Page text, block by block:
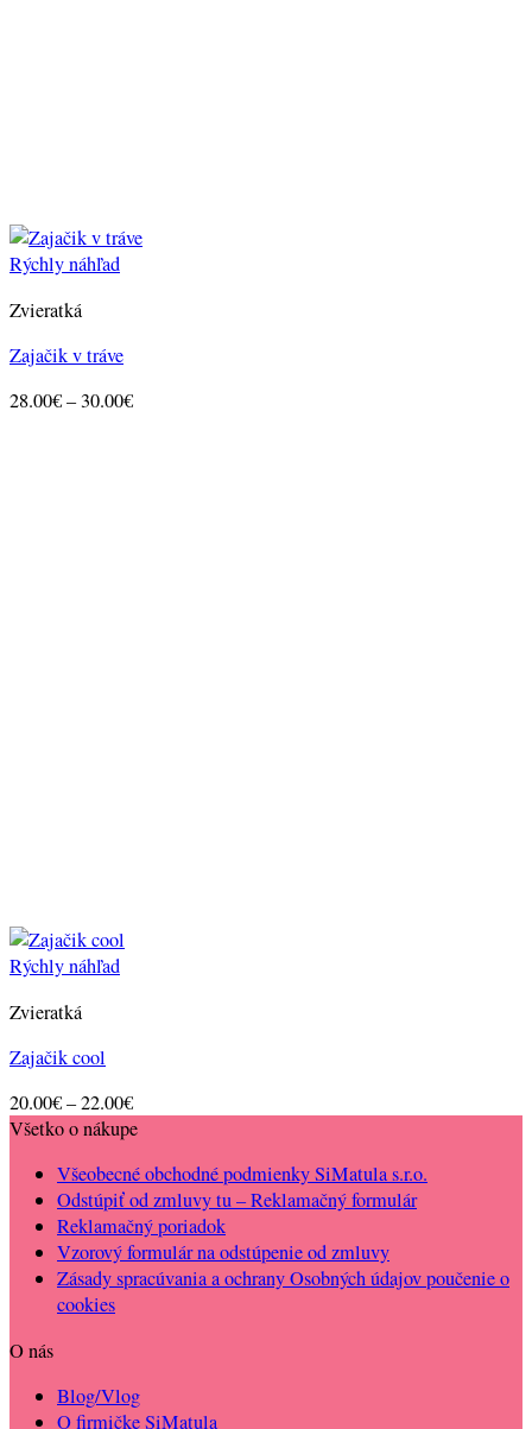
Rýchly náhľad
Zvieratká
Zajačik v tráve
28.00€–30.00€Price
Rýchly náhľad
Zvieratká
Zajačik cool
20.00€–22.00€Price
range:
through
22.00€
Všetko o nákupe
Všeobecné obchodné podmienky SiMatula s.r.o.
Odstúpiť od zmluvy tu – Reklamačný formulár
Reklamačný poriadok
Vzorový formulár na odstúpenie od zmluvy
Zásady spracúvania a ochrany Osobných údajov poučenie o
cookies
O nás
Blog/Vlog
O firmičke SiMatula